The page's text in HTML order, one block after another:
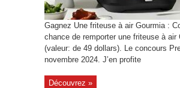
Gagnez Une friteuse à air Gourmia :
chance de remporter une friteuse à air
(valeur: de 49 dollars). Le concours
novembre 2024. J’en profite
Découvrez »